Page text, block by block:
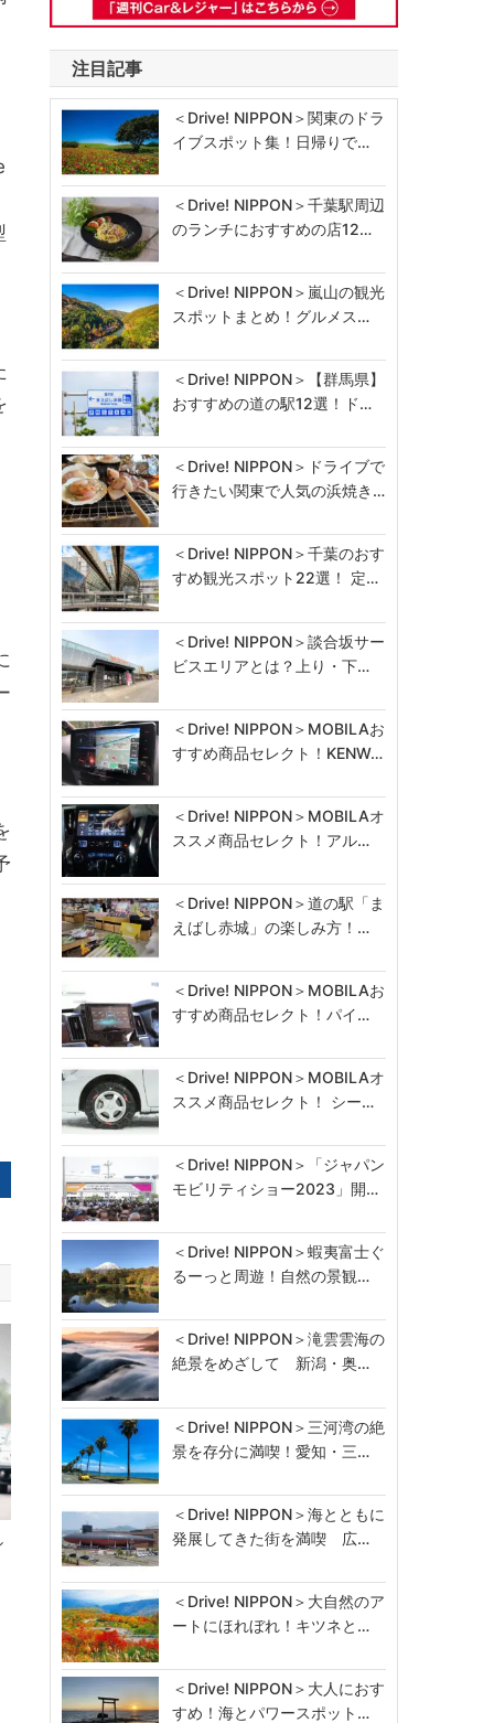
注目記事
＜Drive! NIPPON＞関東のドラ
イブスポット集！日帰りで…
＜Drive! NIPPON＞千葉駅周辺
のランチにおすすめの店12…
＜Drive! NIPPON＞嵐山の観光
スポットまとめ！グルメス…
＜Drive! NIPPON＞【群馬県】
おすすめの道の駅12選！ド…
＜Drive! NIPPON＞ドライブで
行きたい関東で人気の浜焼き…
＜Drive! NIPPON＞千葉のおす
すめ観光スポット22選！ 定…
＜Drive! NIPPON＞談合坂サー
ビスエリアとは？上り・下…
＜Drive! NIPPON＞MOBILAお
すすめ商品セレクト！KENW…
＜Drive! NIPPON＞MOBILAオ
ススメ商品セレクト！アル…
＜Drive! NIPPON＞道の駅「ま
えばし赤城」の楽しみ方！…
＜Drive! NIPPON＞MOBILAお
すすめ商品セレクト！パイ…
＜Drive! NIPPON＞MOBILAオ
ススメ商品セレクト！ シー…
＜Drive! NIPPON＞「ジャパン
モビリティショー2023」開…
＜Drive! NIPPON＞蝦夷富士ぐ
るーっと周遊！自然の景観…
＜Drive! NIPPON＞滝雲雲海の
絶景をめざして 新潟・奥…
＜Drive! NIPPON＞三河湾の絶
景を存分に満喫！愛知・三…
＜Drive! NIPPON＞海とともに
発展してきた街を満喫 広…
＜Drive! NIPPON＞大自然のア
ートにほれぼれ！キツネと…
＜Drive! NIPPON＞大人におす
すめ！海とパワースポット…